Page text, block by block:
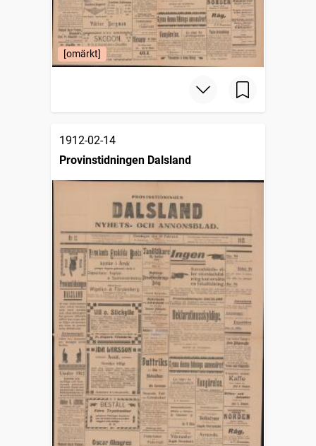
[omärkt]
1912-02-14
Provinstidningen Dalsland